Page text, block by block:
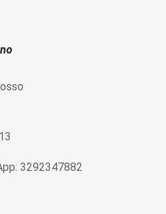
3292347882